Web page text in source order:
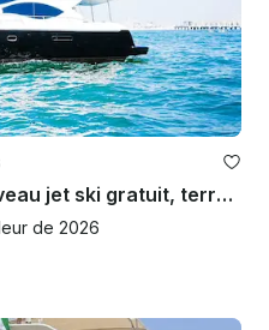
Luxury Marine 2024, nouveau jet ski gratuit, terrasse ensoleillée spacieuse de 60 pieds à Dubaï, meilleure offre
de 2026